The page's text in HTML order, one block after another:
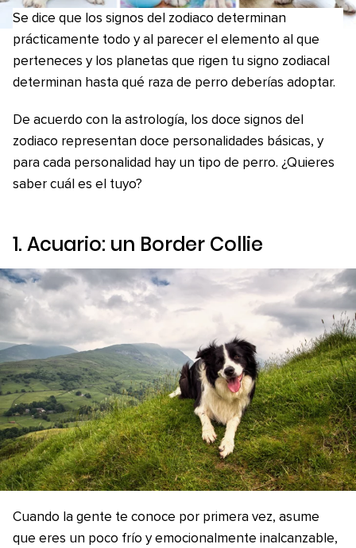
Se dice que los signos del zodiaco determinan
prácticamente todo y al parecer el elemento al que
perteneces y los planetas que rigen tu signo zodiacal
determinan hasta qué raza de perro deberías adoptar.
De acuerdo con la astrología, los doce signos del
zodiaco representan doce personalidades básicas, y
para cada personalidad hay un tipo de perro. ¿Quieres
saber cuál es el tuyo?
1. Acuario: un Border Collie
Cuando la gente te conoce por primera vez, asume
que eres un poco frío y emocionalmente inalcanzable,